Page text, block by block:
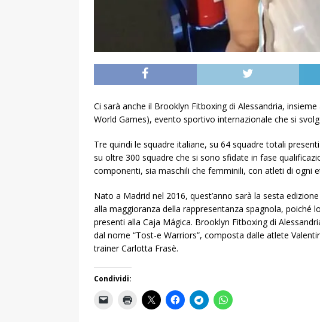
Ci sarà anche il Brooklyn Fitboxing di Alessandria,
World Games), evento sportivo internazionale che si
Tre quindi le squadre italiane, su 64 squadre totali
su oltre 300 squadre che si sono sfidate in fase
componenti, sia maschili che femminili, con atleti di ogni
Nato a Madrid nel 2016, quest’anno sarà la sesta
alla maggioranza della rappresentanza spagnola,
presenti alla Caja Mágica. Brooklyn Fitboxing di
dal nome “Tost-e Warriors”, composta dalle atlete
trainer Carlotta Frasè.
Condividi: